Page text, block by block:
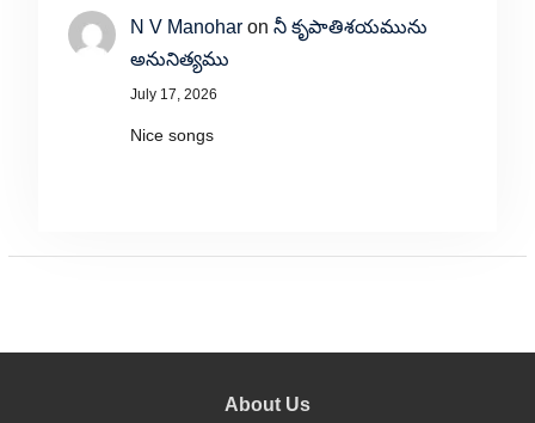
N V Manoharon నీ కృపాతిశయమును
అనునిత్యము
July 17, 2026
Nice songs
About Us